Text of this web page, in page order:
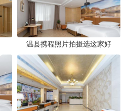
温县携程照片拍摄选这家好